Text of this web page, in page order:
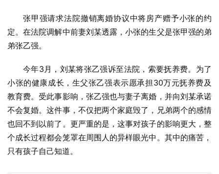
张甲强请求法院撤销离婚协议中将房产赠予小张的约
定。在法院调解中前妻刘某透露，小张的生父是张甲强的弟
弟张乙强。
今年3月，刘某将张乙强诉至法院，索要抚养费。为了
小张的健康成长，生父张乙强表示愿承担30万元抚养费及
教育费。受此事影响，张乙强也与妻子离婚，并向刘某承诺
不会复婚。这件事，不仅把两个家庭毁了，兄弟两个的感情
也回不到以前了。更严重的是，这事对孩子的影响更大，整
个成长过程都会笼罩在周围人的异样眼光中。其中的痛苦，
只有孩子自己知道。